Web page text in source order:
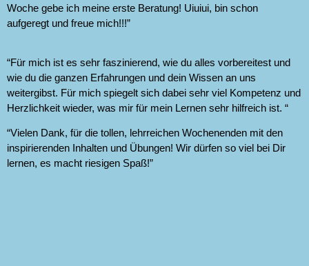
Woche gebe ich meine erste Beratung! Uiuiui, bin schon
aufgeregt und freue mich!!!”
“Für mich ist es sehr faszinierend, wie du alles vorbereitest und
wie du die ganzen Erfahrungen und dein Wissen an uns
weitergibst. Für mich spiegelt sich dabei sehr viel Kompetenz und
Herzlichkeit wieder, was mir für mein Lernen sehr hilfreich ist. “
“Vielen Dank, für die tollen, lehrreichen Wochenenden mit den
inspirierenden Inhalten und Übungen! Wir dürfen so viel bei Dir
lernen, es macht riesigen Spaß!”